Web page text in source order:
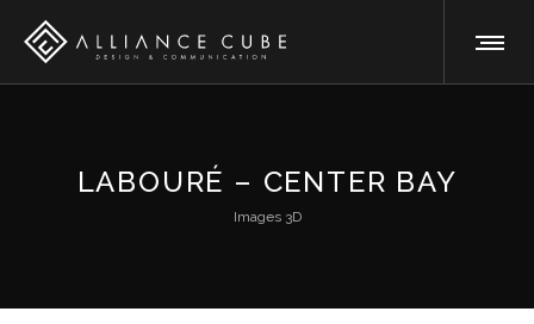
LABOURÉ – CENTER BAY
Images 3D